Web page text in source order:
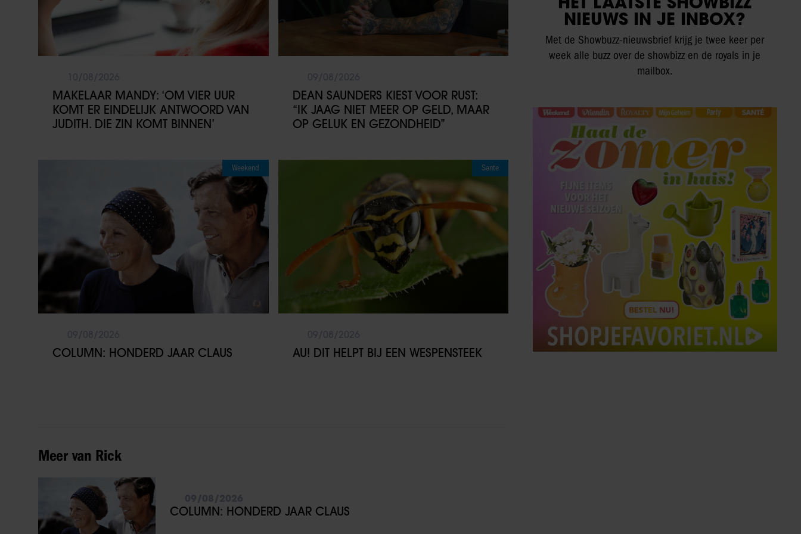
MAKELAAR MANDY: ‘OM VIER UUR
KOMT ER EINDELIJK ANTWOORD VAN
JUDITH. DIE ZIN KOMT BINNEN’
DEAN SAUNDERS KIEST VOOR RUST:
“IK JAAG NIET MEER OP GELD, MAAR
OP GELUK EN GEZONDHEID”
Weekend
COLUMN: HONDERD JAAR CLAUS
Sante
AU! DIT HELPT BIJ EEN WESPENSTEEK
Meer van Rick
COLUMN: HONDERD JAAR CLAUS
NIEUWS IN JE INBOX?
Met de Showbuzz-nieuwsbrief krijg je twee keer per
week alle buzz over de showbizz en de royals in je
mailbox.